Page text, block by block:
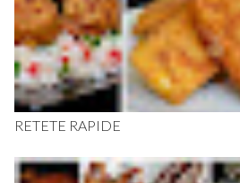
RETETE RAPIDE